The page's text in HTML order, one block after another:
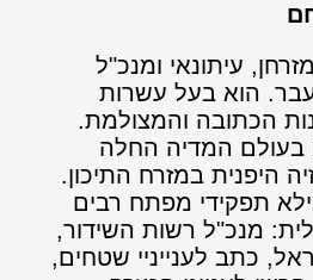
עיתונאי ומנכ"ל
הוא בעל עשרות
הכתובה והמצולמת.
בעולם המדיה החלה
היפנית במזרח התיכון.
תפקידי מפתח רבים
מנכ"ל רשות השידור,
כתב לענייניי שטחים,